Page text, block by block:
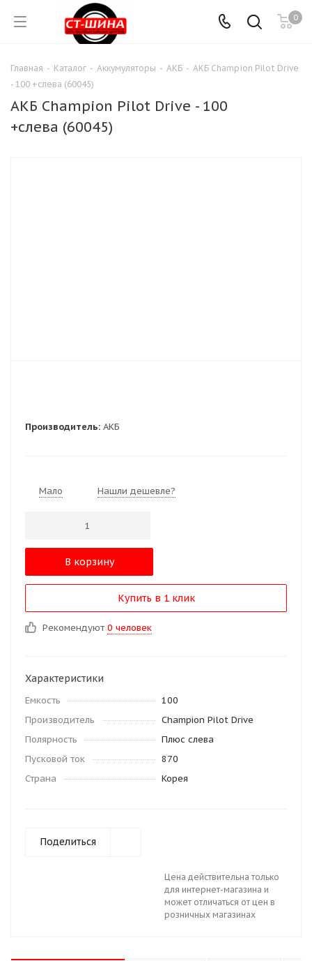
0
Главная - Каталог - Аккумуляторы - АКБ - АКБ Champion Pilot Drive
- 100 +слева (60045)
АКБ Champion Pilot Drive - 100
+слева (60045)
Производитель: АКБ
Мало Нашли дешевле?
В корзину
Купить в 1 клик
Рекомендуют 0 человек
Характеристики
Емкость
100
Производитель
Champion Pilot Drive
Полярность
Плюс слева
Пусковой ток
870
Страна
Корея
Поделиться
Цена действительна только
для интернет-магазина и
может отличаться от цен в
розничных магазинах